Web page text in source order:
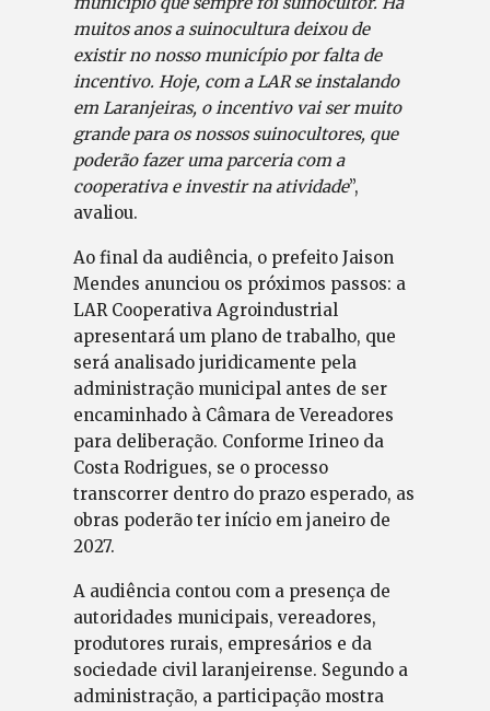
muitos anos a suinocultura deixou de
existir no nosso município por falta de
incentivo. Hoje, com a LAR se instalando
em Laranjeiras, o incentivo vai ser muito
grande para os nossos suinocultores, que
poderão fazer uma parceria com a
cooperativa e investir na atividade”,
avaliou.
Ao final da audiência, o prefeito Jaison
Mendes anunciou os próximos passos: a
LAR Cooperativa Agroindustrial
apresentará um plano de trabalho, que
será analisado juridicamente pela
administração municipal antes de ser
encaminhado à Câmara de Vereadores
para deliberação. Conforme Irineo da
Costa Rodrigues, se o processo
transcorrer dentro do prazo esperado, as
obras poderão ter início em janeiro de
2027.
A audiência contou com a presença de
autoridades municipais, vereadores,
produtores rurais, empresários e da
sociedade civil laranjeirense. Segundo a
administração, a participação mostra